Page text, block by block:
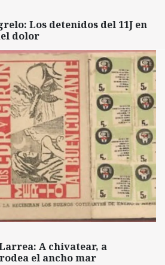
Los detenidos del 11J en
dolor
A chivatear, a
el ancho mar